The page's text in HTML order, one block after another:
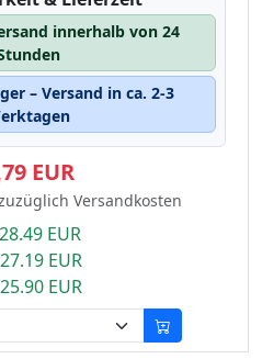
innerhalb von 24
– Versand in ca. 2-3
EUR
Versandkosten
EUR
EUR
EUR